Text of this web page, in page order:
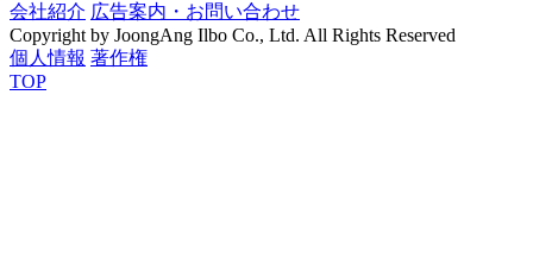
会社紹介 広告案内・お問い合わせ
Copyright by JoongAng Ilbo Co., Ltd. All Rights Reserved
個人情報 著作権
TOP